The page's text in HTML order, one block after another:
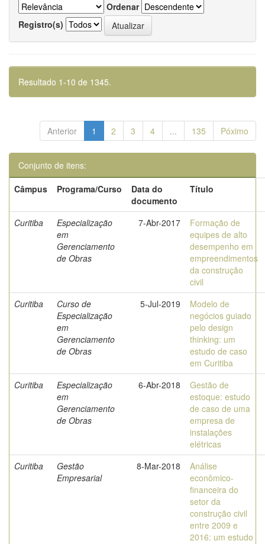
Ordenar
Registro(s)
Resultado 1-10 de 1345.
Anterior 1 2 3 4 ... 135 Póximo
Conjunto de itens:
Câmpus
Programa/Curso
Data do
documento
Título
Curitiba
Especialização
em
Gerenciamento
de Obras
7-Abr-2017
Formação de
equipes de alto
desempenho em
empreendimentos
da construção
civil
Curitiba
Curso de
Especialização
em
Gerenciamento
de Obras
5-Jul-2019
Modelo de
negócios guiado
pelo design
thinking: um
estudo de caso
em Curitiba
Curitiba
Especialização
em
Gerenciamento
de Obras
6-Abr-2018
Gestão de
estoque: estudo
de caso de uma
empresa de
instalações
elétricas
Curitiba
Gestão
Empresarial
8-Mar-2018
Análise
econômico-
financeira do
setor da
construção civil
entre 2009 e
2016: um estudo